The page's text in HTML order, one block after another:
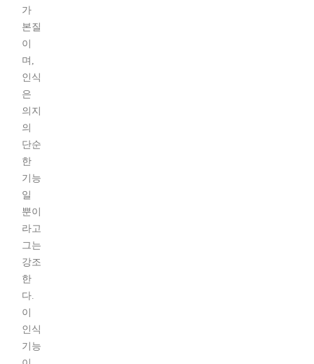
가
본질
이
며,
인식
은
의지
의
단순
한
기능
일
뿐이
라고
그는
강조
한
다.
이
인식
기능